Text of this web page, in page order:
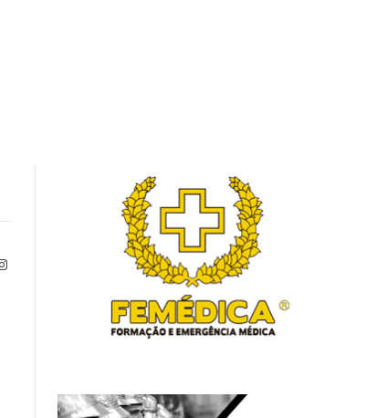
Instagram